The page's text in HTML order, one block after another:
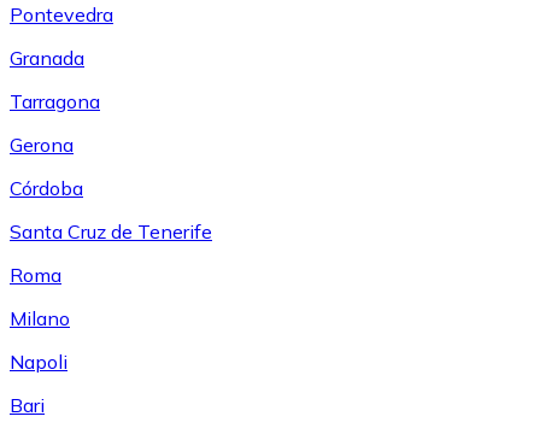
Pontevedra
Granada
Tarragona
Gerona
Córdoba
Santa Cruz de Tenerife
Roma
Milano
Napoli
Bari